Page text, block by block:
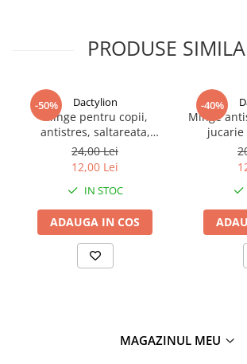
PRODUSE
-50% Dactylion
Minge pentru copii,
antistres, saltareata,
poliuretan, elastica,
diametru 6.6 cm, albastru
24,00 Lei
12,00 Lei
IN STOC
ADAUGA IN COS
-40%
Minge
cm,
MAGAZINUL MEU